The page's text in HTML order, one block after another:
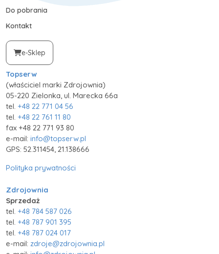
Do pobrania
Kontakt
e-Sklep
Topserw
(właściciel marki Zdrojownia)
05-220 Zielonka, ul. Marecka 66a
tel. +48 22 771 04 56
tel. +48 22 761 11 80
fax +48 22 771 93 80
e-mail: info@topserw.pl
GPS: 52.311454, 21.138666
Polityka prywatności
Zdrojownia
Sprzedaż
tel. +48 784 587 026
tel. +48 787 901 395
tel. +48 787 024 017
e-mail: zdroje@zdrojownia.pl